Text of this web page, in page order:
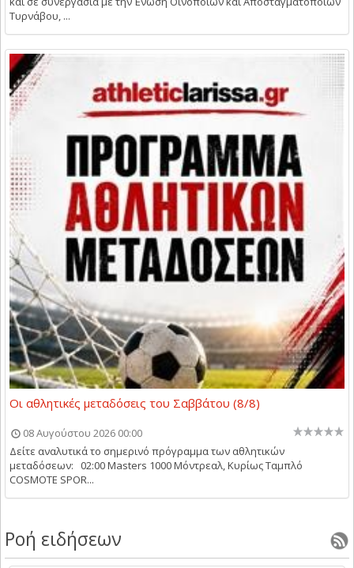
Τυρνάβου, ...
Οι αθλητικές μεταδόσεις του Σαββάτου (8/8)
08 Αυγούστου 2026 00:00
Δείτε αναλυτικά το σημερινό πρόγραμμα των αθλητικών
μεταδόσεων: 02:00 Masters 1000 Μόντρεαλ, Κυρίως Ταμπλό
COSMOTE SPOR...
Ροή ειδήσεων